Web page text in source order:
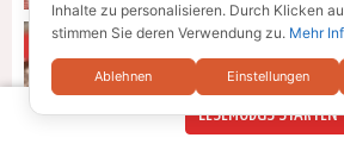
LESEMODUS STARTEN
Inhalte zu personalisieren. Durch Klicken
stimmen Sie deren Verwendung zu. Mehr
Ablehnen Einstellungen